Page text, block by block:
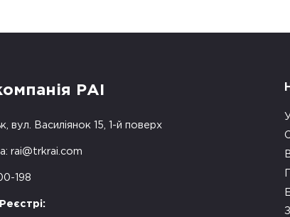
РАІ
вул. Василіянок 15, 1-й поверх
rai@trkrai.com
198